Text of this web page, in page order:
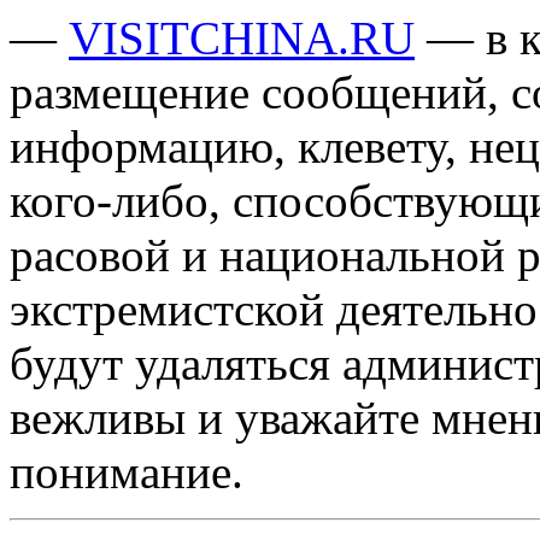
— VISITCHINA.RU — в
размещение сообщений,
информацию, клевету,
кого-либо,
расовой и национальной
экстремистской
будут удаляться
вежливы и уважайте
понимание.